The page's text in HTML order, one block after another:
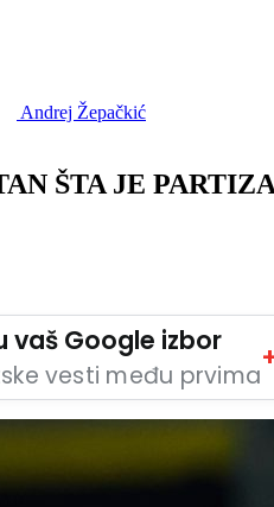
Andrej Žepačkić
ŠTA JE
vaš Google izbor
vesti među prvima